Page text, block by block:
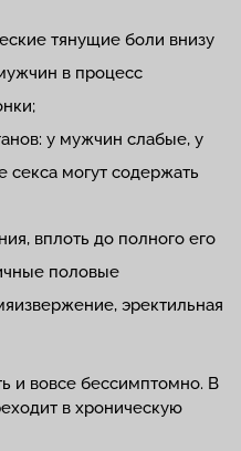
тянущие боли внизу
в процесс
у мужчин слабые, у
могут содержать
вплоть до полного его
половые
эректильная
и вовсе бессимптомно. В
в хроническую